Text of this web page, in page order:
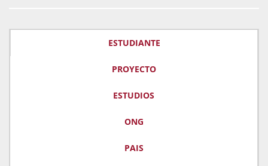
ESTUDIANTE
PROYECTO
ESTUDIOS
ONG
PAIS